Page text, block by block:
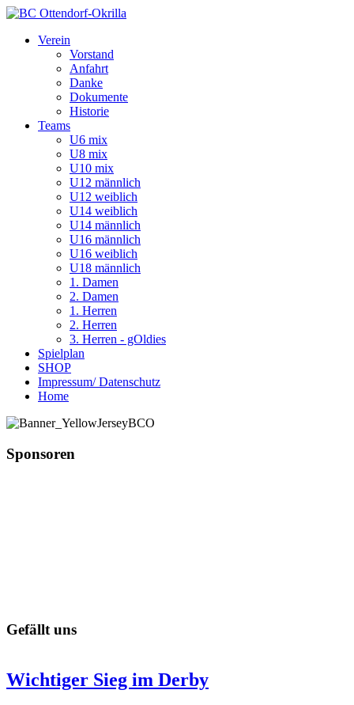
Verein
Vorstand
Anfahrt
Danke
Dokumente
Historie
Teams
U6 mix
U8 mix
U10 mix
U12 männlich
U12 weiblich
U14 weiblich
U14 männlich
U16 männlich
U16 weiblich
U18 männlich
1. Damen
2. Damen
1. Herren
2. Herren
3. Herren - gOldies
Spielplan
SHOP
Impressum/ Datenschutz
Home
Sponsoren
Gefällt uns
Wichtiger Sieg im Derby